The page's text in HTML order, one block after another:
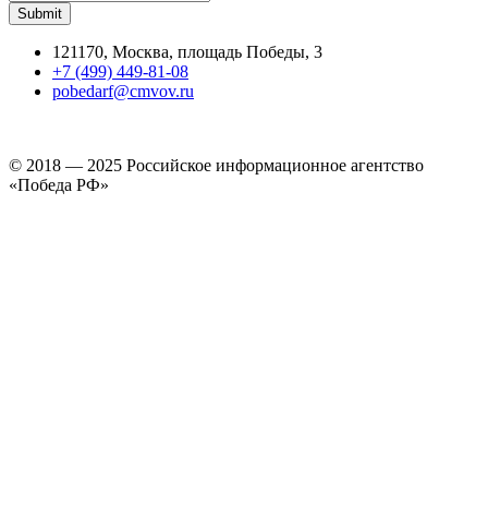
121170, Москва, площадь Победы, 3
+7 (499) 449-81-08
pobedarf@cmvov.ru
© 2018 — 2025 Российское информационное агентство
«Победа РФ»